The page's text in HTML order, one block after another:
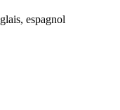
espagnol